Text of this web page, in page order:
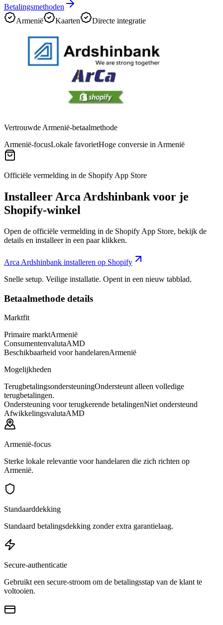
Betalingsmethoden
Armenië
Kaarten Directe integratie
Vertrouwde Armenië-betaalmethode
Armenië-focusLokale favorietHoge conversie in Armenië
Officiële vermelding in de Shopify App Store
Installeer Arca Ardshinbank voor je
Shopify-winkel
Open de officiële vermelding in de Shopify App Store, bekijk de
details en installeer in een paar klikken.
Arca Ardshinbank installeren op Shopify
Snelle setup. Veilige installatie. Opent in een nieuw tabblad.
Betaalmethode details
Marktfit
Primaire marktArmenië
ConsumentenvalutaAMD
Beschikbaarheid voor handelarenArmenië
Mogelijkheden
TerugbetalingsondersteuningOndersteunt alleen volledige
terugbetalingen.
Ondersteuning voor terugkerende betalingenNiet ondersteund
AfwikkelingsvalutaAMD
Armenië-focus
Sterke lokale relevantie voor handelaren die zich richten op
Armenië.
Standaarddekking
Standaard betalingsdekking zonder extra garantielaag.
Secure-authenticatie
Gebruikt een secure-stroom om de betalingsstap van de klant te
voltooien.